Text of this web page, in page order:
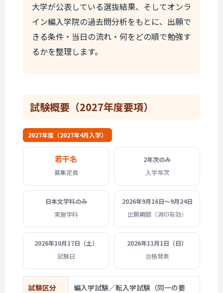
大学が公表している選抜結果、そしてオンラ
イン編入学院の過去問分析をもとに、出願で
きる条件・当日の流れ・何をどの順で勉強す
るかを整理します。
試験概要 （2027年度要項）
2027年度（2027年4月入学）
若干名
募集定員
2年次のみ
入学年次
日本文学科のみ
実施学科
2026年9月16日〜9月24日
出願期間（消印有効）
2026年10月17日（土）
試験日
2026年11月1日（日）
合格発表
試験区分
編入学試験／転入学試験（同一の要